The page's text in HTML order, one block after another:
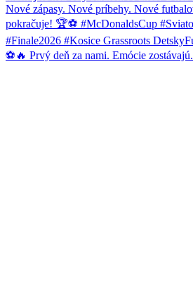
⚽🔥 Prvý deň za nami. Emócie zostávajú.